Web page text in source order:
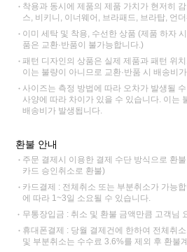
착용과 동시에 제품의 제품 가치가 현저히
스, 비키니, 이너웨어, 브라패드, 브라탑, 언
이미 세탁 및 착용, 수선한 상품 (제품 하자
품은 교환·반품이 불가능합니다.)
패턴 디자인의 상품은 실제 제품과 패턴 위
이는 불량이 아니므로 교환·반품 시 배송비
사이즈는 측정 방법에 따라 오차가 발생될
사양에 따라 차이가 있을 수 있습니다. 이는
배송비가 발생됩니다.
환불 안내
주문 결제시 이용한 결제 수단 방식으로 환
카드 승인취소로 환불)
카드결제 : 전체취소 또는 부분취소가 가능
에 따라 1~3일 소요될 수 있습니다.
무통장입금 : 취소 및 환불 금액만큼 고객님
휴대폰결제 : 당월 결제건에 한하여 전체취
및 부분취소는 수수료 3.6%를 제외 후 환불